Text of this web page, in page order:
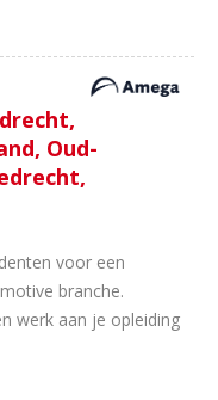
Oud-
voor een
branche.
werk aan je opleiding